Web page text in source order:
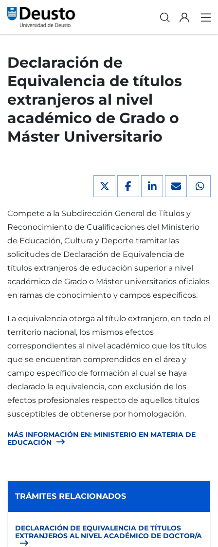
Declaración de
Equivalencia de títulos
extranjeros al nivel
académico de Grado o
Máster Universitario
Compete a la Subdirección General de Títulos y
Reconocimiento de Cualificaciones del Ministerio
de Educación, Cultura y Deporte tramitar las
solicitudes de Declaración de Equivalencia de
títulos extranjeros de educación superior a nivel
académico de Grado o Máster universitarios oficiales
en ramas de conocimiento y campos específicos.
La equivalencia otorga al título extranjero, en todo el
territorio nacional, los mismos efectos
correspondientes al nivel académico que los títulos
que se encuentran comprendidos en el área y
campo específico de formación al cual se haya
declarado la equivalencia, con exclusión de los
efectos profesionales respecto de aquellos títulos
susceptibles de obtenerse por homologación.
MÁS INFORMACIÓN EN: MINISTERIO EN MATERIA DE
EDUCACIÓN
TRÁMITES RELACIONADOS
DECLARACIÓN DE EQUIVALENCIA DE TÍTULOS
EXTRANJEROS AL NIVEL ACADÉMICO DE DOCTOR/A